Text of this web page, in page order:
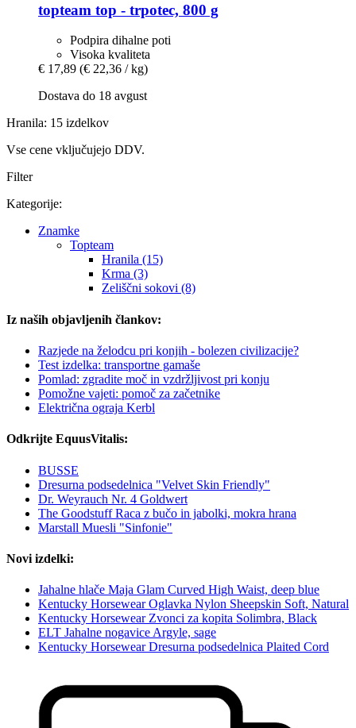
topteam top -​ trpotec, 800 g
Podpira dihalne poti
Visoka kvaliteta
€ 17,89 (€ 22,36 / kg)
Dostava do 18 avgust
Hranila: 15 izdelkov
Vse cene vključujejo DDV.
Filter
Kategorije:
Znamke
Topteam
Hranila (15)
Krma (3)
Zeliščni sokovi (8)
Iz naših objavljenih člankov:
Razjede na želodcu pri konjih - bolezen civilizacije?
Test izdelka: transportne gamaše
Pomlad: zgradite moč in vzdržljivost pri konju
Pomožne vajeti: pomoč za začetnike
Električna ograja Kerbl
Odkrijte EquusVitalis:
BUSSE
Dresurna podsedelnica "Velvet Skin Friendly"
Dr. Weyrauch Nr. 4 Goldwert
The Goodstuff Raca z bučo in jabolki, mokra hrana
Marstall Muesli "Sinfonie"
Novi izdelki:
Jahalne hlače Maja Glam Curved High Waist, deep blue
Kentucky Horsewear Oglavka Nylon Sheepskin Soft, Natural
Kentucky Horsewear Zvonci za kopita Solimbra, Black
ELT Jahalne nogavice Argyle, sage
Kentucky Horsewear Dresurna podsedelnica Plaited Cord